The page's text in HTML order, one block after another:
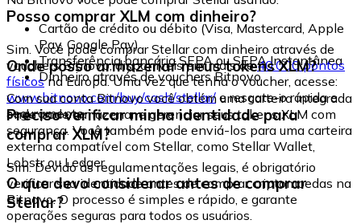
Cartão de crédito ou débito (Visa, Mastercard, Apple
Pay, Google Pay)
Transferência bancária SEPA ou SEPA Instantânea
Dinheiro através de vouchers Bitnovo
Posso comprar XLM com dinheiro?
Sim. Você pode comprar Stellar com dinheiro através de
vouchers Bitnovo, disponíveis em mais de40.000 pontos
físicosna Europa. Uma vez que tenha o voucher, acesse:
www.bitnovo.com/buy/cash/stellar/ e resgate-o rápida e
seguramente.
Onde posso armazenar meus tokens XLM?
Com sua conta Bitnovo você obtém uma carteira integrada
onde pode armazenar e gerenciar seus tokens XLM com
segurança. Você também pode enviá-los para uma carteira
externa compatível com Stellar, como Stellar Wallet,
Lobstr ou Ledger.
Preciso verificar minha identidade para
comprar XLM?
Sim. Devido às regulamentações legais, é obrigatório
verificar sua identidade antes de comprar criptomoedas na
Bitnovo. O processo é simples e rápido, e garante
operações seguras para todos os usuários.
O que devo considerar antes de comprar
Stellar?